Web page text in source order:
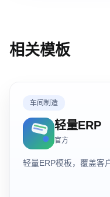
相关模板
车间制造
轻量ERP
官方
轻量ERP模板，覆盖客